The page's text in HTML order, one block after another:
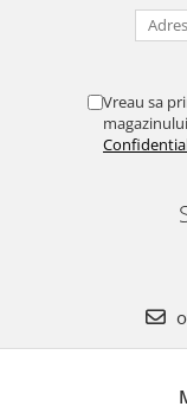
Prajitura ingerilor
Prajituri Red
Prajituri cu fructe
Foietaje
Vreau sa